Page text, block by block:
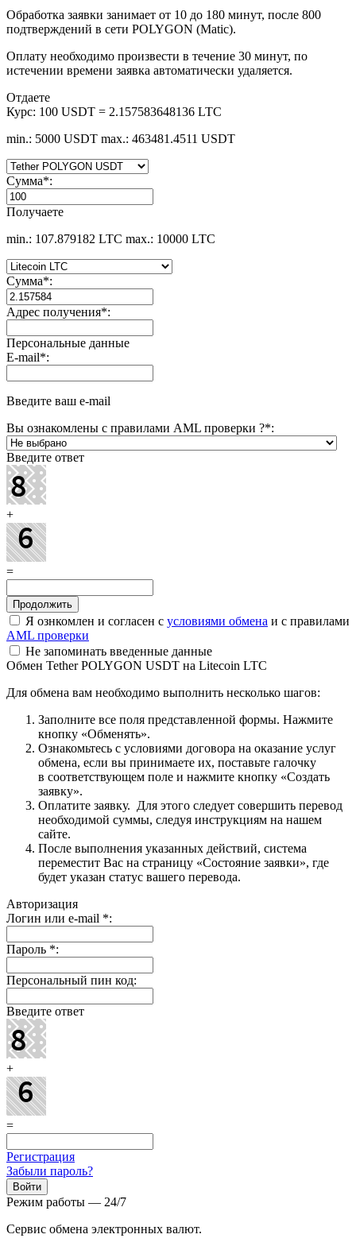
Обработка заявки занимает от 10 до 180 минут, после 800
подтверждений в сети POLYGON (Matic).
Оплату необходимо произвести в течение 30 минут, по
истечении времени заявка автоматически удаляется.
Отдаете
Курс: 100 USDT = 2.157583648136 LTC
min.: 5000 USDT max.: 463481.4511 USDT
Сумма*:
Получаете
min.: 107.879182 LTC max.: 10000 LTC
Сумма*:
Адрес получения*:
Персональные данные
E-mail*:
Введите ваш e-mail
Вы ознакомлены с правилами AML проверки ?*:
Введите ответ
+
=
Я ознкомлен и согласен с условиями обмена и с правилами
AML проверки
Не запоминать введенные данные
Обмен Tether POLYGON USDT на Litecoin LTC
Для обмена вам необходимо выполнить несколько шагов:
Заполните все поля представленной формы. Нажмите
кнопку «Обменять».
Ознакомьтесь с условиями договора на оказание услуг
обмена, если вы принимаете их, поставьте галочку
в соответствующем поле и нажмите кнопку «Создать
заявку».
Оплатите заявку. Для этого следует совершить перевод
необходимой суммы, следуя инструкциям на нашем
сайте.
После выполнения указанных действий, система
переместит Вас на страницу «Состояние заявки», где
будет указан статус вашего перевода.
Авторизация
Логин или e-mail *:
Пароль *:
Персональный пин код:
Введите ответ
+
=
Регистрация
Забыли пароль?
Режим работы — 24/7
Сервис обмена электронных валют.